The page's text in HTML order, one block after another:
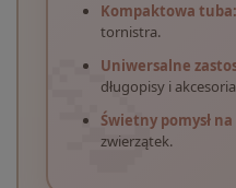
Kompaktowa tuba:
tornistra.
Uniwersalne
długopisy i
Świetny pomysł
zwierzątek.